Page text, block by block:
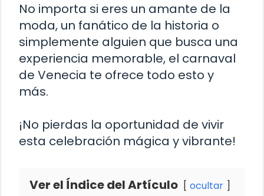
No importa si eres un amante de la
moda, un fanático de la historia o
simplemente alguien que busca una
experiencia memorable, el carnaval
de Venecia te ofrece todo esto y
más.
¡No pierdas la oportunidad de vivir
esta celebración mágica y vibrante!
Ver el Índice del Artículo ocultar